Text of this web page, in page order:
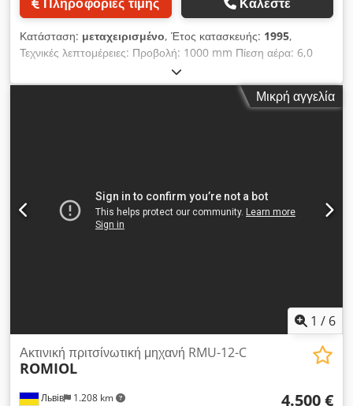
λάθη στα τεχνικά στοιχεία!) Για περαιτέρω ερωτήσεις
δυνατή μέσω email ή φαξ.
Κατάσταση: μεταχειρισμένο, Έτος κατασκευής: 1995,
Τεχνικές λεπτομέρειες: Προβολή: 1000 mm Πίεση αέρα: 6,0
bar Συνολική απαίτηση ισχύος: 5,0 kW Βάρος μηχανήματος
περίπου: 0,4 τόνοι Διαστάσεις θαλάμου ελέγχου ΜxΠxΥ: 1,03 x
0,4 x 2,05 m Διαστάσεις μηχανήματος περίπου ΜxΠxΥ: 2,6 x
daN, ρυθμιζόμενο κάτω εργαλείο 75mm - Υδραυλικά: Πίεση
128 bar, παροχή 14 l/min, ισχύς 4 kW - Πνευματικά: Πίεση 6
bar, παροχή 9,5 l/sec. - Χειρισμός μέσω πίνακα ελέγχου ή/και
Μικρή αγγελία
1 / 6
Львів 1.208 km
Ακτινική πριτσίνωτική μηχανή RMU-12-C
ROMIOL
4.500 €